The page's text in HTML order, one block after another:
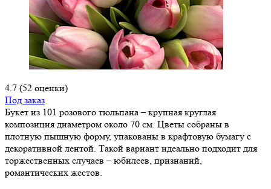
4.7 (52 оценки)
Под заказ
Букет из 101 розового тюльпана – крупная круглая
композиция диаметром около 70 см. Цветы собраны в
плотную пышную форму, упакованы в крафтовую бумагу с
декоративной лентой. Такой вариант идеально подходит для
торжественных случаев – юбилеев, признаний,
романтических жестов.